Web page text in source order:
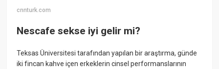
cnnturk.com
Nescafe sekse iyi gelir mi?
Teksas Üniversitesi tarafından yapılan bir araştırma, günde
iki fincan kahve içen erkeklerin cinsel performanslarının